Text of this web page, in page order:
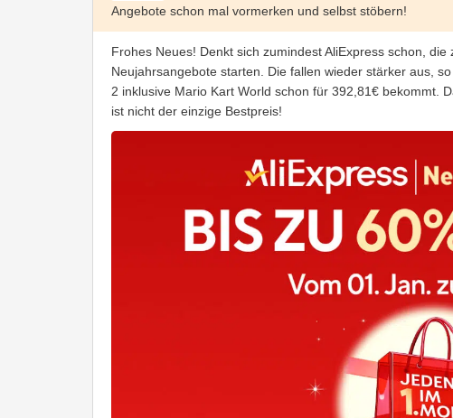
Angebote schon mal vormerken und selbst stöbern!
Frohes Neues! Denkt sich zumindest AliExpress schon,
Neujahrsangebote starten. Die fallen wieder stärker aus,
2 inklusive Mario Kart World schon für 392,81€ bekommt.
ist nicht der einzige Bestpreis!